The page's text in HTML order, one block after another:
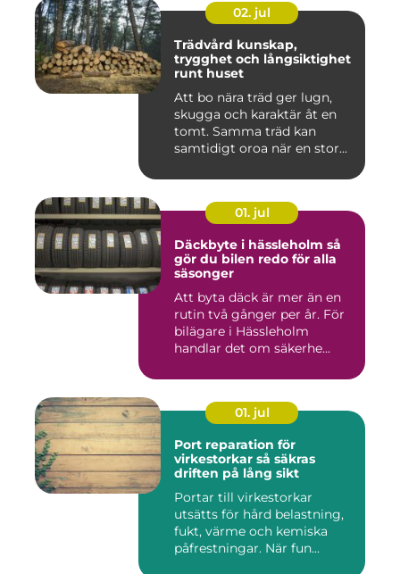
02. jul
Trädvård kunskap,
trygghet och långsiktighet
runt huset
Att bo nära träd ger lugn,
skugga och karaktär åt en
tomt. Samma träd kan
samtidigt oroa när en stor...
01. jul
Däckbyte i hässleholm så
gör du bilen redo för alla
säsonger
Att byta däck är mer än en
rutin två gånger per år. För
bilägare i Hässleholm
handlar det om säkerhe...
01. jul
Port reparation för
virkestorkar så säkras
driften på lång sikt
Portar till virkestorkar
utsätts för hård belastning,
fukt, värme och kemiska
påfrestningar. När fun...